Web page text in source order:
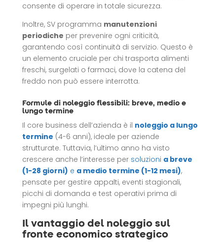
consente di operare in totale sicurezza.
Inoltre, SV programma manutenzioni
periodiche per prevenire ogni criticità,
garantendo così continuità di servizio. Questo è
un elemento cruciale per chi trasporta alimenti
freschi, surgelati o farmaci, dove la catena del
freddo non può essere interrotta.
Formule di noleggio flessibili: breve, medio e
lungo termine
Il core business dell’azienda è il noleggio a lungo
termine (4-6 anni), ideale per aziende
strutturate. Tuttavia, l’ultimo anno ha visto
crescere anche l’interesse per soluzioni a breve
(1-28 giorni) e a medio termine (1-12 mesi),
pensate per gestire appalti, eventi stagionali,
picchi di domanda e test operativi prima di
impegni più lunghi.
Il vantaggio del noleggio sul
fronte economico strategico